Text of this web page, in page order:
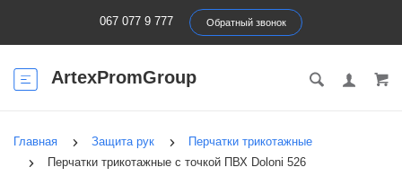
067 077 9 777 Обратный звонок
ArtexPromGroup
Главная Защита рук
Перчатки трикотажные
Перчатки трикотажные с точкой ПВХ Doloni 526